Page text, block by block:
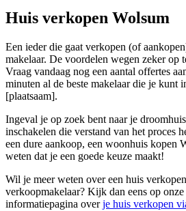
Huis verkopen Wolsum
Een ieder die gaat verkopen (of
makelaar. De voordelen wegen zeker op
Vraag vandaag nog een aantal offertes
minuten al de beste makelaar die je kunt
[plaatsaam].
Ingeval je op zoek bent naar je
inschakelen die verstand van het proces
een dure aankoop, een woonhuis kopen
weten dat je een goede keuze maakt!
Wil je meer weten over een huis
verkoopmakelaar? Kijk dan eens op
informatiepagina overje huis verkopen